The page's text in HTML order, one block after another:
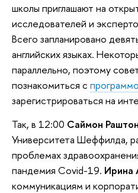
школы приглашают на
исследователей и
Всего запланировано
английских языках.
параллельно, поэтому
познакомиться с
зарегистрироваться на
Так, в 12:00 Саймон Раштон
Университета Шеффилда,
проблемах
пандемия Covid-19. Ирина
коммуникациям и